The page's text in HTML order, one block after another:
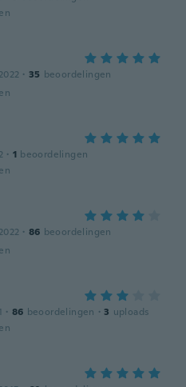
· 35 beoordelingen
· 1 beoordelingen
· 86 beoordelingen
· 86 beoordelingen · 3 uploads